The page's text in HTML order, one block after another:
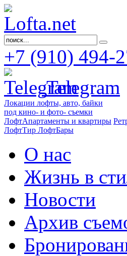
+7 (910) 494-
Telegram
Локации лофты, авто, байки
под кино- и фото- съемки
ЛофтАпартаменты и квартиры
ЛофтТир ЛофтБары
О нас
Жизнь в
Новости
Архив